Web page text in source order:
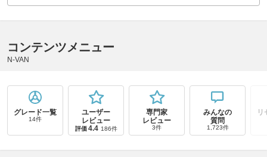
コンテンツメニュー
N-VAN
グレード一覧
14件
ユーザー
レビュー
評価 4.4 186件
専門家
レビュー
3件
みんなの
質問
1,723件
リ